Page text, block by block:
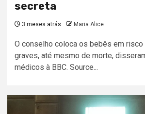
secreta
3 meses atrás Maria Alice
O conselho coloca os bebês em risco
graves, até mesmo de morte,
médicos à BBC. Source...